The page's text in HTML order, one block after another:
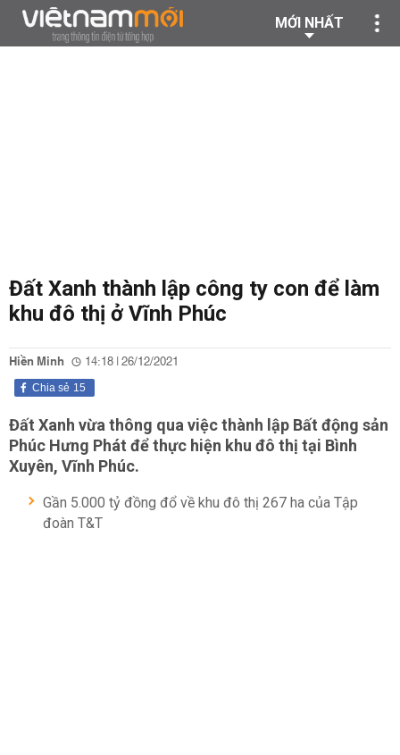
MỚI NHẤT
Đất Xanh thành lập công ty con để làm
khu đô thị ở Vĩnh Phúc
Hiền Minh 14:18 | 26/12/2021
15
Chia sẻ
Đất Xanh vừa thông qua việc thành lập Bất động sản
Phúc Hưng Phát để thực hiện khu đô thị tại Bình
Xuyên, Vĩnh Phúc.
Gần 5.000 tỷ đồng đổ về khu đô thị 267 ha của Tập
đoàn T&T